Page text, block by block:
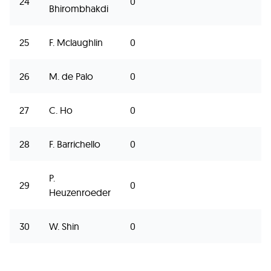
Bhirombhakdi
25 F. Mclaughlin 0
26 M. de Palo 0
27 C. Ho 0
28 F. Barrichello 0
29
P.
Heuzenroeder
0
30 W. Shin 0